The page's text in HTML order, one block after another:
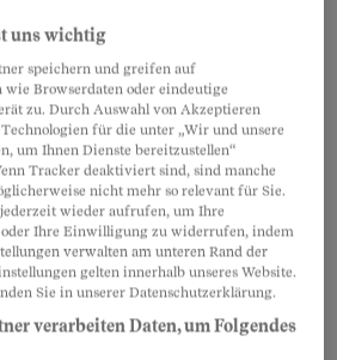
Neubad Partys in
der die
nicht erfüllte. Die
zeigte, dass die
im Notfall streikten. Aus
alte Leitungen. Eine Treppe,
den Keller im Brandfall
könnten, fehlte. Trotzdem war
Raum mehrfach voller
reagierte
uns wichtig
speichern und greifen auf
wie Browserdaten oder eindeutige
zu. Durch Auswahl von Akzeptieren
für die unter „Wir und unsere
um Ihnen Dienste bereitzustellen“
Tracker deaktiviert sind, sind manche
nicht mehr so relevant für Sie.
wieder aufrufen, um Ihre
Ihre Einwilligung zu widerrufen, indem
verwalten am unteren Rand der
gelten innerhalb unseres Website.
Sie in unserer Datenschutzerklärung.
verarbeiten Daten, um Folgendes